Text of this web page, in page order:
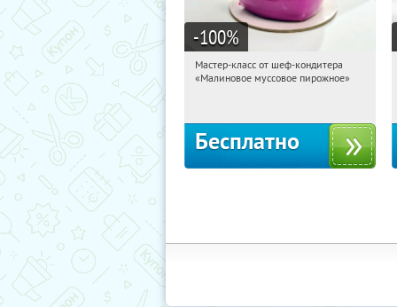
-100%
03:19:16 Получили:
Мастер-класс от шеф-кондитера
«Малиновое муссовое пирожное»
Бесплатно